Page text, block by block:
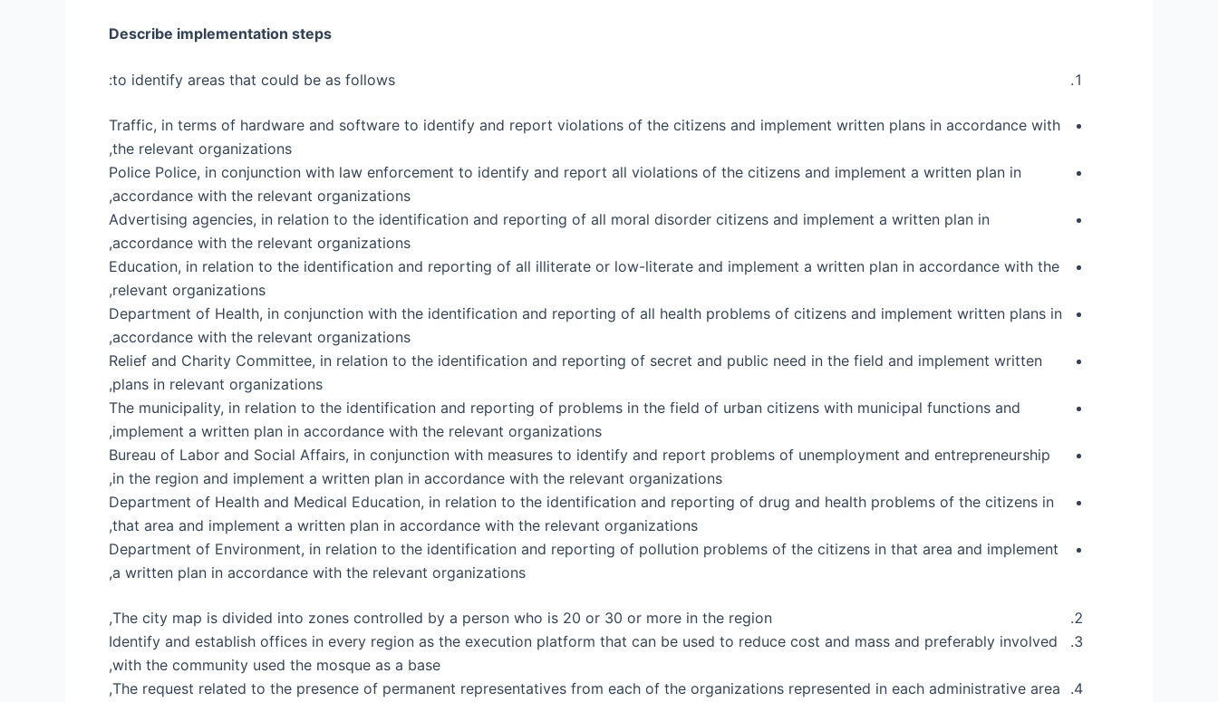
Describe implementation steps
to identify areas that could be as follows:
Traffic, in terms of hardware and software to identify and report violations of the citizens and implement written plans in accordance with
the relevant organizations,
Police Police, in conjunction with law enforcement to identify and report all violations of the citizens and implement a written plan in
accordance with the relevant organizations,
Advertising agencies, in relation to the identification and reporting of all moral disorder citizens and implement a written plan in
accordance with the relevant organizations,
Education, in relation to the identification and reporting of all illiterate or low-literate and implement a written plan in accordance with the
relevant organizations,
Department of Health, in conjunction with the identification and reporting of all health problems of citizens and implement written plans in
accordance with the relevant organizations,
Relief and Charity Committee, in relation to the identification and reporting of secret and public need in the field and implement written
plans in relevant organizations,
The municipality, in relation to the identification and reporting of problems in the field of urban citizens with municipal functions and
implement a written plan in accordance with the relevant organizations,
Bureau of Labor and Social Affairs, in conjunction with measures to identify and report problems of unemployment and entrepreneurship
in the region and implement a written plan in accordance with the relevant organizations,
Department of Health and Medical Education, in relation to the identification and reporting of drug and health problems of the citizens in
that area and implement a written plan in accordance with the relevant organizations,
Department of Environment, in relation to the identification and reporting of pollution problems of the citizens in that area and implement
a written plan in accordance with the relevant organizations,
The city map is divided into zones controlled by a person who is 20 or 30 or more in the region,
Identify and establish offices in every region as the execution platform that can be used to reduce cost and mass and preferably involved
with the community used the mosque as a base,
The request related to the presence of permanent representatives from each of the organizations represented in each administrative area,